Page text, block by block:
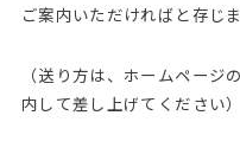
ご案内いただければと存じま
（送り方は、ホームペー
内して差し上げてください）